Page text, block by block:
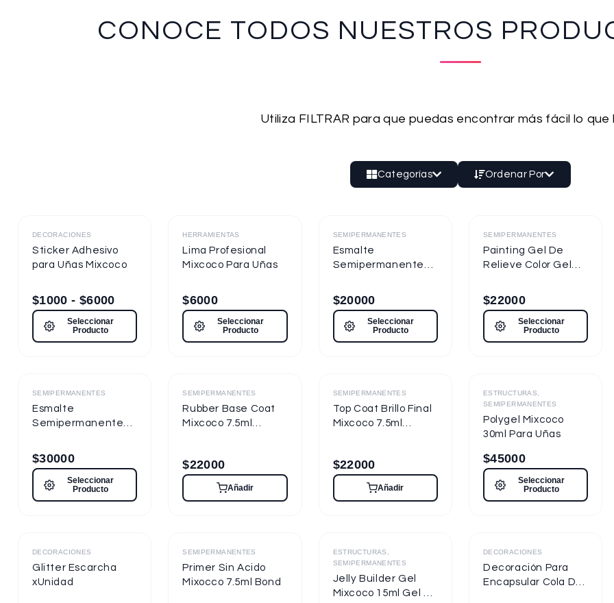
CONOCE TODOS NUESTROS
Utiliza FILTRAR para que puedas encontrar más fácil lo que
Categorías Ordenar Por
Destacado
DECORACIONES
Sticker Adhesivo
para Uñas Mixcoco
$1000 - $6000
Seleccionar
Producto
Destacado
HERRAMIENTAS
Lima Profesional
Mixcoco Para Uñas
$6000
Seleccionar
Producto
Destacado
SEMIPERMANENTES
Esmalte
Semipermanente
Semitraslúcido
7.5ml Nueva
Presentación
$20000
Seleccionar
Producto
Destacado
SEMIPERMANENTES
Painting Gel De
Relieve Color Gel
$22000
Seleccionar
Producto
Destacado
SEMIPERMANENTES
Esmalte
Semipermanente
Semitraslúcido 15ml
para Uñas
$30000
Seleccionar
Producto
Destacado
SEMIPERMANENTES
Rubber Base Coat
Mixcoco 7.5ml
$22000
Añadir
Destacado
SEMIPERMANENTES
Top Coat Brillo Final
Mixcoco 7.5ml
$22000
Añadir
Destacado
ESTRUCTURAS,
SEMIPERMANENTES
Polygel Mixcoco
30ml Para Uñas
$45000
Seleccionar
Producto
Destacado
DECORACIONES
Glitter Escarcha
xUnidad
Destacado
SEMIPERMANENTES
Primer Sin Acido
Mixocco 7.5ml Bond
ESTRUCTURAS,
SEMIPERMANENTES
Jelly Builder Gel
Mixcoco 15ml Gel de
DECORACIONES
Decoración Para
Encapsular Cola De